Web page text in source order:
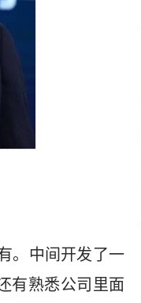
。中间开发了一
有熟悉公司里面